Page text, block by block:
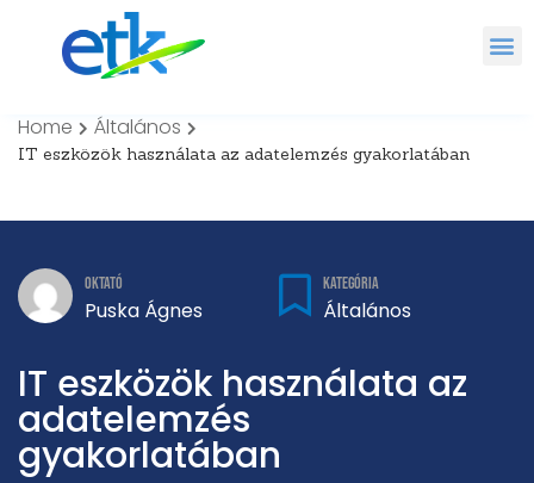
Home Általános
IT eszközök használata az adatelemzés gyakorlatában
Oktató
Puska Ágnes
Kategória
Általános
IT eszközök használata az
adatelemzés
gyakorlatában